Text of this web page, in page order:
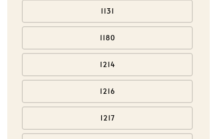
1131
1180
1214
1216
1217